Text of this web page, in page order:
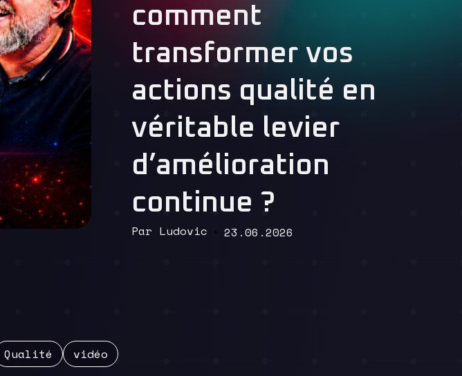
comment
transformer vos
actions qualité en
véritable levier
d’amélioration
continue ?
Ludovic 23.06.2026
Read More
Qualité vidéo